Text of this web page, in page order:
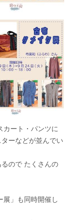
カート・パンツに
ーなどが並んでい
ので たくさんの
展」も同時開催し